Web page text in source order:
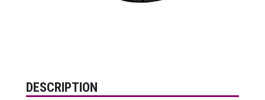
DESCRIPTION